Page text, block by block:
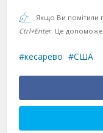
Якщо Ви помітили
Ctrl+Enter. Це допоможе
кесарево США